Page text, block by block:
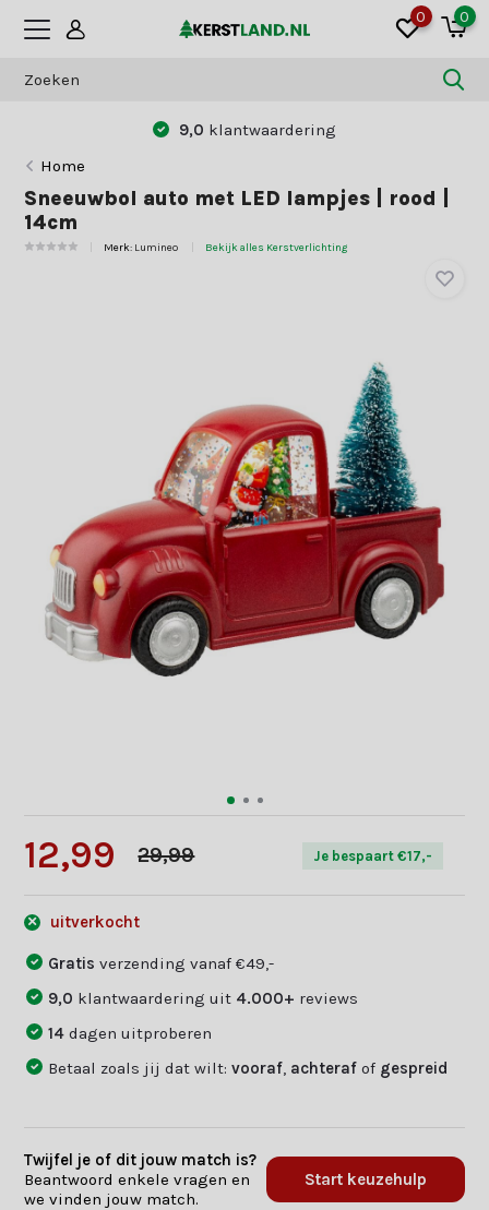
0 0
9,0 klantwaardering
Home
Sneeuwbol auto met LED lampjes | rood |
14cm
Merk: Lumineo Bekijk alles Kerstverlichting
12,99 29,99 Je bespaart €17,-
uitverkocht
Gratisverzending vanaf €49,-
9,0 klantwaardering uit 4.000+ reviews
14dagen uitproberen
Betaal zoals jij dat wilt:vooraf achteraf of gespreid
Twijfel je of dit jouw match is?
Beantwoord enkele vragen en
we vinden jouw match.
Start keuzehulp